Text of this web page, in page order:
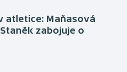
atletice: Maňasová
zabojuje o